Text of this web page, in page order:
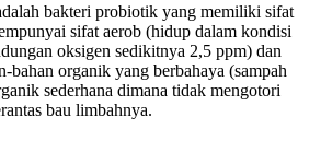
bakteri probiotik yang memiliki sifat
sifat aerob (hidup dalam kondisi
oksigen sedikitnya 2,5 ppm) dan
bahan organik yang berbahaya (sampah
sederhana dimana tidak mengotori
bau limbahnya.